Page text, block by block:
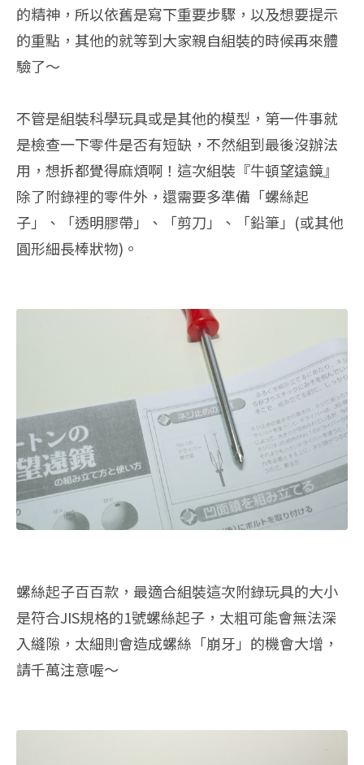
的精神，所以依舊是寫下重要步驟，以及想要提示
的重點，其他的就等到大家親自組裝的時候再來體
驗了～
不管是組裝科學玩具或是其他的模型，第一件事就
是檢查一下零件是否有短缺，不然組到最後沒辦法
用，想拆都覺得麻煩啊！這次組裝『牛頓望遠鏡』
除了附錄裡的零件外，還需要多準備「螺絲起
子」、「透明膠帶」、「剪刀」、「鉛筆」(或其他
圓形細長棒狀物)。
螺絲起子百百款，最適合組裝這次附錄玩具的大小
是符合JIS規格的1號螺絲起子，太粗可能會無法深
入縫隙，太細則會造成螺絲「崩牙」的機會大增，
請千萬注意喔～